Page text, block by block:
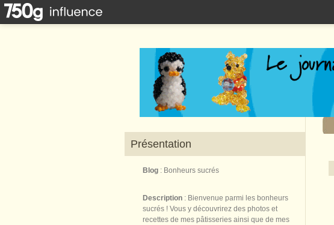
Présentation
Blog : Bonheurs sucrés
Description : Bienvenue parmi les bonheurs
sucrés ! Vous y découvrirez des photos et
recettes de mes pâtisseries ainsi que de mes